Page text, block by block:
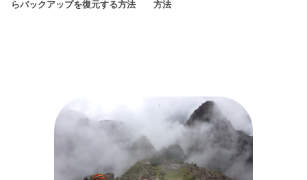
らバックアップを復元する方法
方法